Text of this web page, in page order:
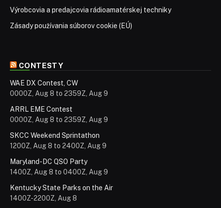
Výrobcovia a predajcovia rádioamatérskej techniky
Zásady používania súborov cookie (EÚ)
CONTESTY
WAE DX Contest, CW
0000Z, Aug 8 to 2359Z, Aug 9
ARRL EME Contest
0000Z, Aug 8 to 2359Z, Aug 9
SKCC Weekend Sprintathon
1200Z, Aug 8 to 2400Z, Aug 9
Maryland-DC QSO Party
1400Z, Aug 8 to 0400Z, Aug 9
Kentucky State Parks on the Air
1400Z-2200Z, Aug 8